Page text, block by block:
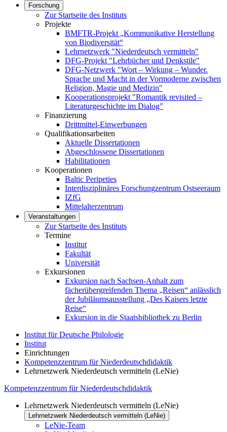
Forschung
Zur Startseite des Instituts
Projekte
BMFTR-Projekt „Kommunikative Herstellung
von Biodiversität“
Lehrnetzwerk "Niederdeutsch vermitteln"
DFG-Projekt "Lehrbücher und Denkstile"
DFG-Netzwerk "Wort – Wirkung – Wunder.
Sprache und Macht in der Vormoderne zwischen
Religion, Magie und Medizin"
Kooperationsprojekt "Romantik revisited –
Literaturgeschichte im Dialog"
Finanzierung
Drittmittel-Einwerbungen
Qualifikationsarbeiten
Aktuelle Dissertationen
Abgeschlossene Dissertationen
Habilitationen
Kooperationen
Baltic Peripeties
Interdisziplinäres Forschungzentrum Ostseeraum
IZfG
Mittelalterzentrum
Veranstaltungen
Zur Startseite des Instituts
Termine
Institut
Fakultät
Universität
Exkursionen
Exkursion nach Sachsen-Anhalt zum
fächerübergreifenden Thema „Reisen“ anlässlich
der Jubiläumsausstellung „Des Kaisers letzte
Reise“
Exkursion in die Staatsbibliothek zu Berlin
Institut für Deutsche Philologie
Institut
Einrichtungen
Kompetenzzentrum für Niederdeutschdidaktik
Lehrnetzwerk Niederdeutsch vermitteln (LeNie)
Kompetenzzentrum für Niederdeutschdidaktik
Lehrnetzwerk Niederdeutsch vermitteln (LeNie)
Lehrnetzwerk Niederdeutsch vermitteln (LeNie)
LeNie-Team